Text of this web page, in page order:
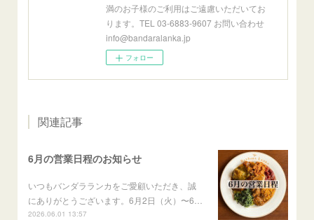
満のお子様のご利用はご遠慮いただいてお
ります。TEL 03-6883-9607 お問い合わせ
info@bandaralanka.jp
フォロー
関連記事
6月の営業日程のお知らせ
いつもバンダラランカをご愛顧いただき、誠
にありがとうございます。6月2日（火）〜6…
2026.06.01 13:57